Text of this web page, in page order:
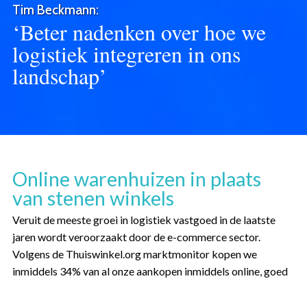
Tim Beckmann:
‘Beter nadenken over hoe we
logistiek integreren in ons
landschap’
Online warenhuizen in plaats
van stenen winkels
Veruit de meeste groei in logistiek vastgoed in de laatste
jaren wordt veroorzaakt door de e-commerce sector.
Volgens de Thuiswinkel.org marktmonitor kopen we
inmiddels 34% van al onze aankopen inmiddels online, goed